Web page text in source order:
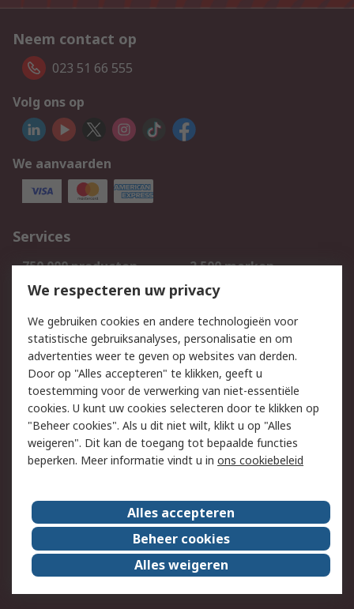
Neem contact op
023 51 66 555
Volg ons op
We aanvaarden
Services
750.000 producten
2.500 merken
Bestellen
Inkoopoplossingen
Track & Trace
Wettelijk
Cookiebeleid
Email veiligheid
Privacybeleid
Websitevoorwaarden
Algemene
verkoopvoorwaarden
Over RS
RS Group
Over ons
RS wereldwijd
Werken bij RS
ESG
We respecteren uw privacy
We gebruiken cookies en andere technologieën voor
statistische gebruiksanalyses, personalisatie en om
advertenties weer te geven op websites van derden.
Door op "Alles accepteren" te klikken, geeft u
toestemming voor de verwerking van niet-essentiële
cookies. U kunt uw cookies selecteren door te klikken op
"Beheer cookies". Als u dit niet wilt, klikt u op "Alles
weigeren". Dit kan de toegang tot bepaalde functies
beperken. Meer informatie vindt u in ons cookiebeleid
Alles accepteren
Beheer cookies
Alles weigeren